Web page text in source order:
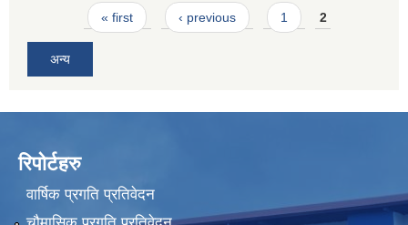
Pages« first ‹ previous 1 2
अन्य
रिपोर्टहरु
वार्षिक प्रगति प्रतिवेदन